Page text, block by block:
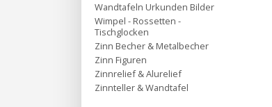
Wandtafeln Urkunden Bilder
Wimpel - Rossetten -
Tischglocken
Zinn Becher & Metalbecher
Zinn Figuren
Zinnrelief & Alurelief
Zinnteller & Wandtafel